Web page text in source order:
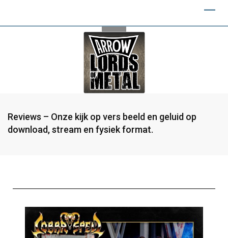
Reviews – Onze kijk op vers beeld en geluid op
download, stream en fysiek format.